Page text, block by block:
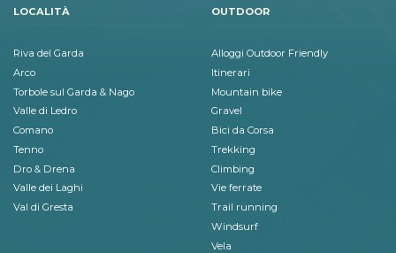
LOCALITÀ
Riva del Garda
Arco
Torbole sul Garda & Nago
Valle di Ledro
Comano
Tenno
Dro & Drena
Valle dei Laghi
Val di Gresta
OUTDOOR
Alloggi Outdoor Friendly
Itinerari
Mountain bike
Gravel
Bici da Corsa
Trekking
Climbing
Vie ferrate
Trail running
Windsurf
Vela